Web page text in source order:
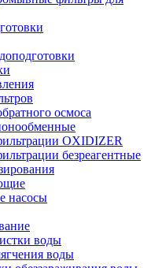
осмоса
OXIDIZER
безреагентные
насосы
воды
воды